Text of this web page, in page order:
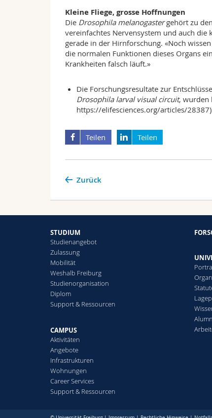
Kleine Fliege, grosse Hoffnungen
Die Drosophila melanogastergehört zu
vereinfachtes Nervensystem und auch die
gerade in der Hirnforschung. «Noch
die normalen Funktionen dieses Organs
Krankheiten falsch läuft.»
Die Forschungsresultate zur
Drosophila larval visual circuit, wurden
https://elifesciences.org/articles/28387)
Teilen Teilen
Zurück
STUDIUM
Studienangebot
Zulassung
Mobilität
Weshalb Freiburg
Studienorganisation
Diplom
Support & Ressourcen
CAMPUS
Aktivitäten
Angebote
Infrastrukturen
Wohnungen
Career Services
Support & Ressourcen